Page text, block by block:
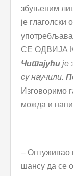
збуњеним
је глаголски
СЕ ОДВИЈА
Читајући је
су научили.
Изговоримо
можда и
– Оптуживао
шансу да се